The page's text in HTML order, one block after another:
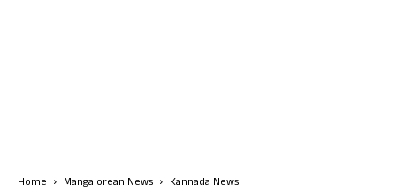
Home Mangalorean News Kannada News